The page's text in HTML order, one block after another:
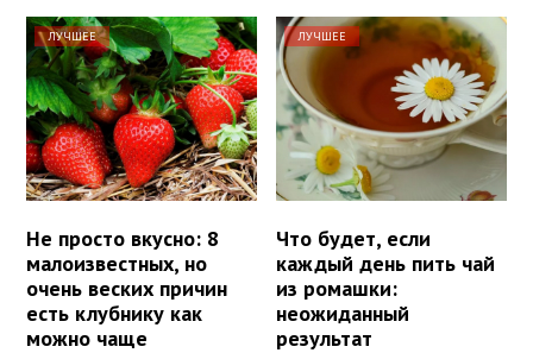
ЛУЧШЕЕ
Не просто вкусно: 8
малоизвестных, но
очень веских причин
есть клубнику как
можно чаще
ЛУЧШЕЕ
Что будет, если
каждый день пить чай
из ромашки:
неожиданный
результат